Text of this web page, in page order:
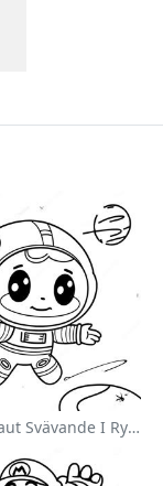
Söt Astronaut Svävande I Rymden Målarbild